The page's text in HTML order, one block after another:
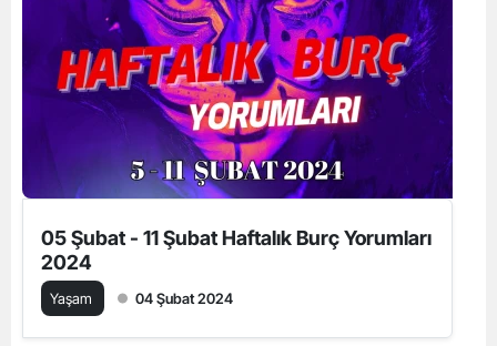
05 Şubat - 11 Şubat Haftalık Burç Yorumları
2024
Yaşam 04 Şubat 2024